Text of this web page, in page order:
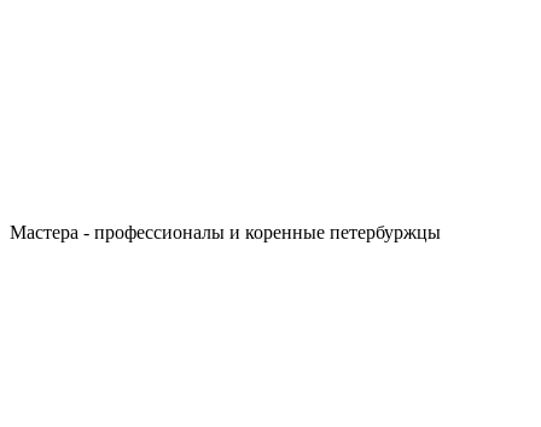
Мастера - профессионалы и коренные петербуржцы